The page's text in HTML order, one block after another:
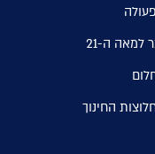
למאה ה-21
החינוך